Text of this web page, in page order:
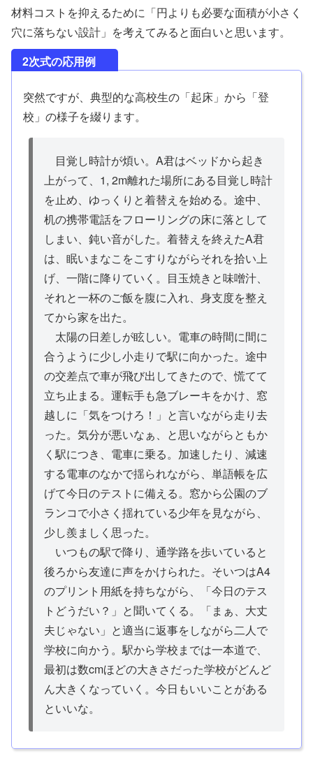
材料コストを抑えるために「円よりも必要な面積が小さく
穴に落ちない設計」を考えてみると面白いと思います。
2次式の応用例
突然ですが、典型的な高校生の「起床」から「登
校」の様子を綴ります。
目覚し時計が煩い。A君はベッドから起き
上がって、1, 2m離れた場所にある目覚し時計
を止め、ゆっくりと着替えを始める。途中、
机の携帯電話をフローリングの床に落として
しまい、鈍い音がした。着替えを終えたA君
は、眠いまなこをこすりながらそれを拾い上
げ、一階に降りていく。目玉焼きと味噌汁、
それと一杯のご飯を腹に入れ、身支度を整え
てから家を出た。
太陽の日差しが眩しい。電車の時間に間に
合うように少し小走りで駅に向かった。途中
の交差点で車が飛び出してきたので、慌てて
立ち止まる。運転手も急ブレーキをかけ、窓
越しに「気をつけろ！」と言いながら走り去
った。気分が悪いなぁ、と思いながらともか
く駅につき、電車に乗る。加速したり、減速
する電車のなかで揺られながら、単語帳を広
げて今日のテストに備える。窓から公園のブ
ランコで小さく揺れている少年を見ながら、
少し羨ましく思った。
いつもの駅で降り、通学路を歩いていると
後ろから友達に声をかけられた。そいつはA4
のプリント用紙を持ちながら、「今日のテス
トどうだい？」と聞いてくる。「まぁ、大丈
夫じゃない」と適当に返事をしながら二人で
学校に向かう。駅から学校までは一本道で、
最初は数cmほどの大きさだった学校がどんど
ん大きくなっていく。今日もいいことがある
といいな。